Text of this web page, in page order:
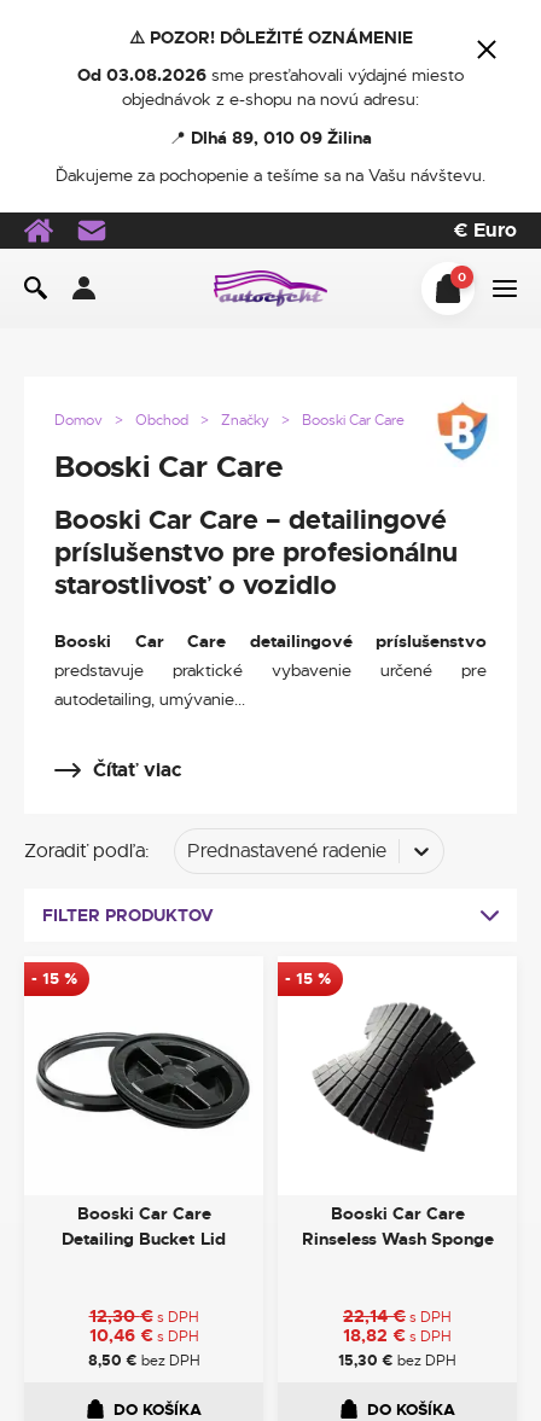
⚠️ POZOR! DÔLEŽITÉ OZNÁMENIE
Od 03.08.2026 sme presťahovali výdajné miesto
objednávok z e-shopu na novú adresu:
📍 Dlhá 89, 010 09 Žilina
Ďakujeme za pochopenie a tešíme sa na Vašu návštevu.
€ Euro
0
Domov Obchod Značky Booski Car Care
Booski Car Care
Booski Car Care – detailingové
príslušenstvo pre profesionálnu
starostlivosť o vozidlo
Booski Car Care detailingové príslušenstvo
predstavuje praktické vybavenie určené pre
autodetailing, umývanie...
Čítať viac
Zoradiť podľa: Prednastavené radenie
FILTER PRODUKTOV
- 15 %
Booski Car Care
Detailing Bucket Lid
12,30€ s DPH
10,46 € s DPH
8,50 € bez DPH
DO KOŠÍKA
- 15 %
Booski Car Care
Rinseless Wash Sponge
22,14€s DPH
18,82 €s DPH
15,30 € bez DPH
DO KOŠÍKA